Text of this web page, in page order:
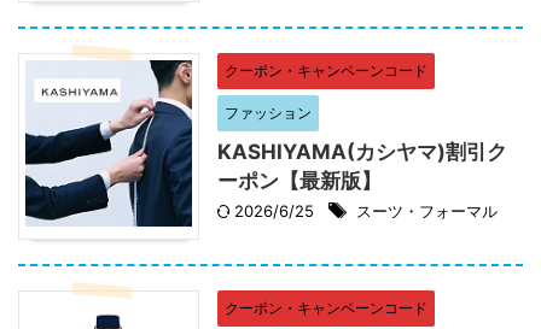
クーポン・キャンペーンコード
ファッション
KASHIYAMA(カシヤマ)割引ク
ーポン【最新版】
2026/6/25 スーツ・フォーマル
クーポン・キャンペーンコード